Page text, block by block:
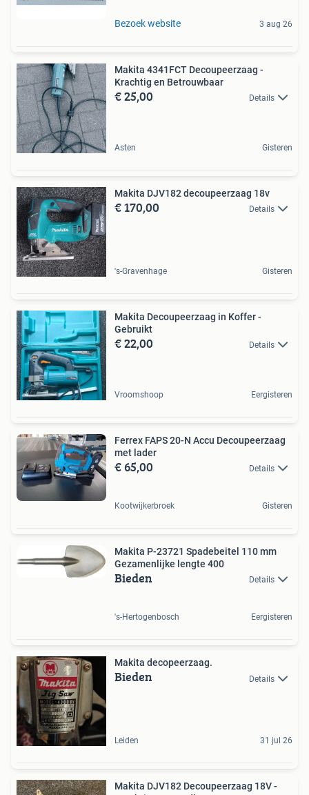
Bezoek website 3 aug 26
Makita 4341FCT Decoupeerzaag -
Krachtig en Betrouwbaar
€ 25,00 Details
Asten Gisteren
Makita DJV182 decoupeerzaag 18v
€ 170,00 Details
's-Gravenhage Gisteren
Makita Decoupeerzaag in Koffer -
Gebruikt
€ 22,00 Details
Vroomshoop Eergisteren
Ferrex FAPS 20-N Accu Decoupeerzaag
met lader
€ 65,00 Details
Kootwijkerbroek Gisteren
Makita P-23721 Spadebeitel 110 mm
Gezamenlijke lengte 400
Bieden Details
's-Hertogenbosch Eergisteren
Makita decopeerzaag.
Bieden Details
Leiden 31 jul 26
Makita DJV182 Decoupeerzaag 18V -